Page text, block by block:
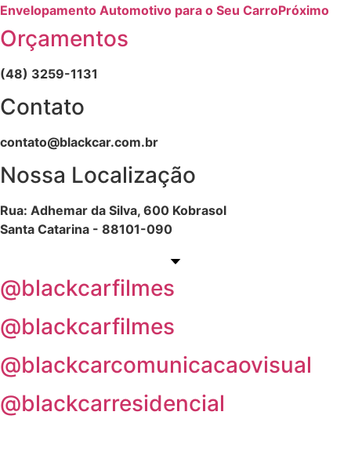
Envelopamento Automotivo para o Seu CarroPróximo
Orçamentos
(48) 3259-1131
Contato
contato@blackcar.com.br
Nossa Localização
Rua: Adhemar da Silva, 600 Kobrasol
Santa Catarina - 88101-090
@blackcarfilmes
@blackcarfilmes
@blackcarcomunicacaovisual
@blackcarresidencial